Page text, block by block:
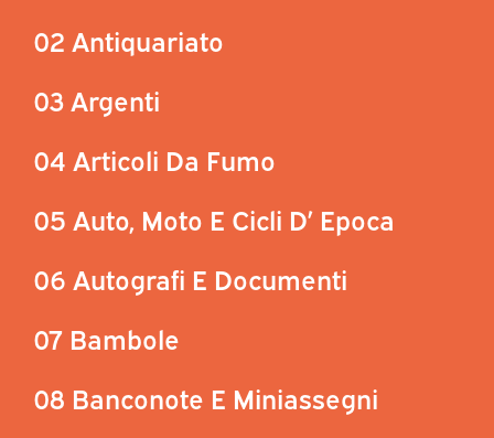
02 Antiquariato
03 Argenti
04 Articoli Da Fumo
05 Auto, Moto E Cicli D’ Epoca
06 Autografi E Documenti
07 Bambole
08 Banconote E Miniassegni